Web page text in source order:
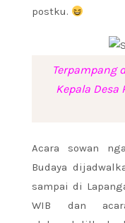
postku.
Terpampang
Kepala
Acara sowan
Budaya
sampai di
WIB dan